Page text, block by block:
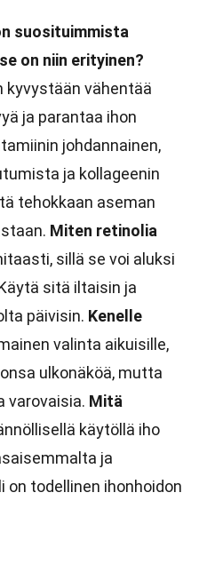
suosituimmista
on niin erityinen?
kyvystään vähentää
ja parantaa ihon
johdannainen,
ja kollageenin
tehokkaan aseman
Miten retinolia
sillä se voi aluksi
sitä iltaisin ja
päivisin. Kenelle
valinta aikuisille,
ulkonäköä, mutta
varovaisia. Mitä
käytöllä iho
ja
on todellinen ihonhoidon